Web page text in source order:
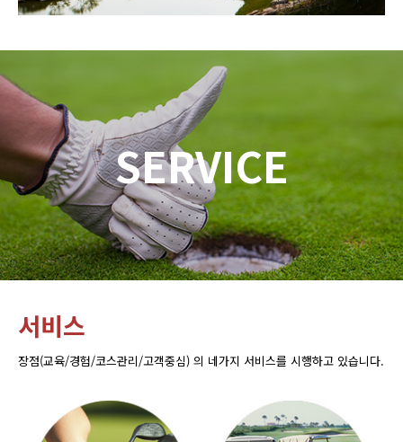
SERVICE
서비스
장점(교육/경험/코스관리/고객중심) 의 네가지 서비스를 시행하고 있습니다.